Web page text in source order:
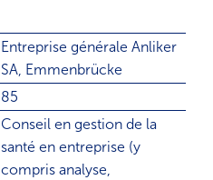
Entreprise générale Anliker
SA, Emmenbrücke
85
Conseil en gestion de la
santé en entreprise (y
compris analyse,